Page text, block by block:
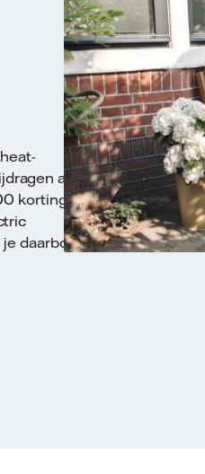
aan een
korting op een
daarbovenop